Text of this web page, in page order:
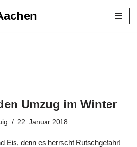
Umzug im Winter
22. Januar 2018
Eis, denn es herrscht Rutschgefahr!